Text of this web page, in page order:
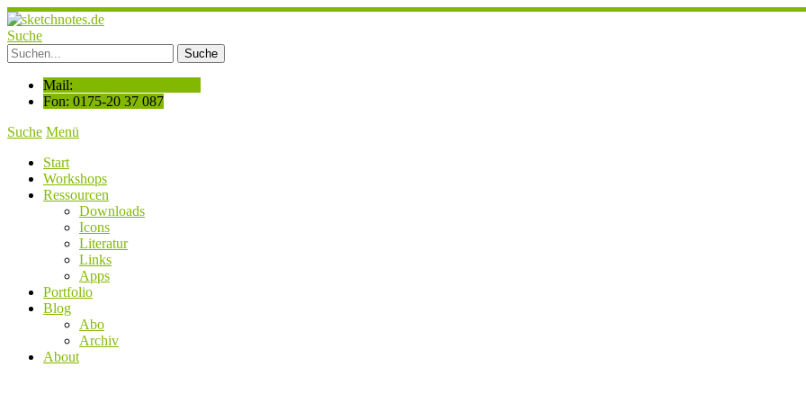
Suche
Mail:
Fon: 0175-20 37 087
Suche Menü
Start
Workshops
Ressourcen
Downloads
Icons
Literatur
Links
Apps
Portfolio
Blog
Abo
Archiv
About